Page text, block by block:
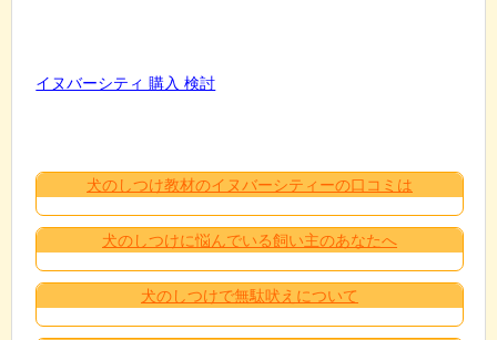
イヌバーシティ 購入 検討
犬のしつけ教材のイヌバーシティーの口コミは
犬のしつけに悩んでいる飼い主のあなたへ
犬のしつけで無駄吠えについて